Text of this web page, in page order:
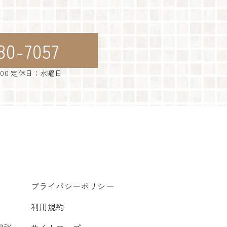
7057
定休日：水曜日
プライバシーポリシー
利用規約